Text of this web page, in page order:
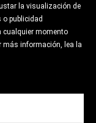
la visualización de
publicidad
cualquier momento
más información, lea la